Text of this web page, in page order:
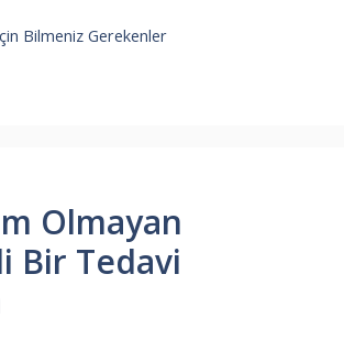
Bilmeniz Gerekenler
Olmayan
Bir Tedavi